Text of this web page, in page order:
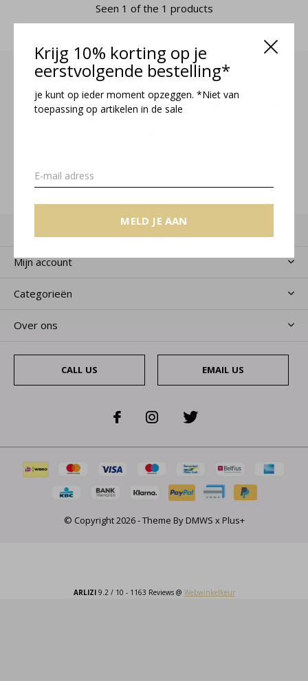
Krijg 10% korting op je
eerstvolgende bestelling*
je kunt op ieder moment opzeggen. *Niet van
toepassing op artikelen in de sale
MELD JE AAN
Seen 1 of the 1 products
Meld je aan voor onze nieuwsbrief
Mijn account
Categorieën
Over ons
CALL US EMAIL US
© Copyright2026- Theme ByDMWS x Plus+
ARLIZI9.2 / 10 - 1163 Reviews @ Webwinkelkeur